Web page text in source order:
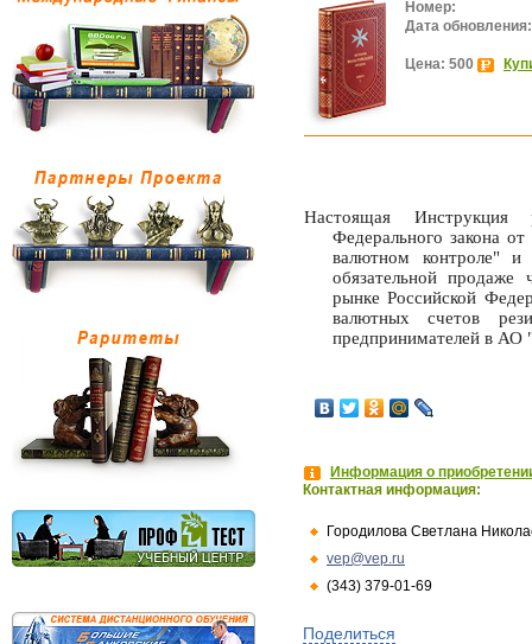
Номер:
Дата обновления:
Цена: 500
Настоящая Инструкция
Федерального закона
валютном контроле"
обязательной
рынке Российской
валютных счетов
предпринимателей в АО
Информация о
Контактная информация:
Городилова Светлана
vep@vep.ru
(343) 379-01-69
Поделиться